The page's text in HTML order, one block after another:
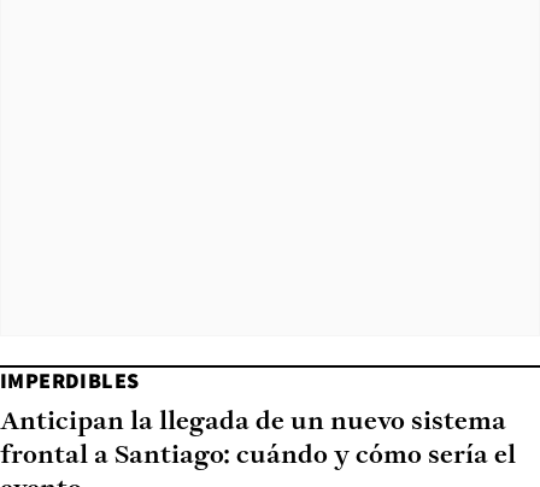
IMPERDIBLES
Anticipan la llegada de un nuevo sistema
frontal a Santiago: cuándo y cómo sería el